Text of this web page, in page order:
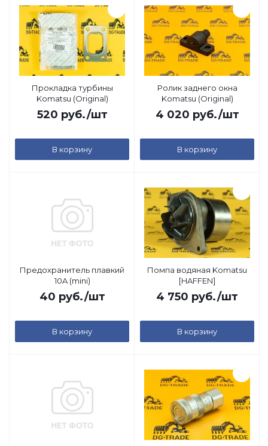
Прокладка турбины
Komatsu (Original)
520 руб./шт
В корзину
Ролик заднего окна
Komatsu (Original)
4 020 руб./шт
В корзину
Предохранитель плавкий
10A (mini)
40 руб./шт
В корзину
Помпа водяная Komatsu
[HAFFEN]
4 750 руб./шт
В корзину